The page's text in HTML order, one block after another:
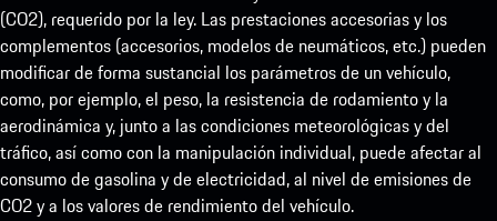
(CO2), requerido por la ley. Las prestaciones accesorias y los
complementos (accesorios, modelos de neumáticos, etc.) pueden
modificar de forma sustancial los parámetros de un vehículo,
como, por ejemplo, el peso, la resistencia de rodamiento y la
aerodinámica y, junto a las condiciones meteorológicas y del
tráfico, así como con la manipulación individual, puede afectar al
consumo de gasolina y de electricidad, al nivel de emisiones de
CO2 y a los valores de rendimiento del vehículo.